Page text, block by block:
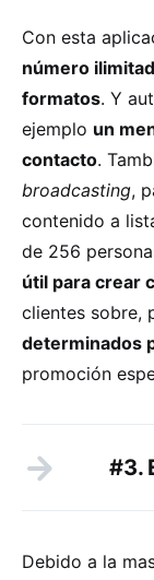
Con esta
número
formatos. Y
ejemplo un
contacto.
broadcasting,
contenido a
de 256
útil para crear
clientes sobre,
determinados
promoción
#3.
Debido a la